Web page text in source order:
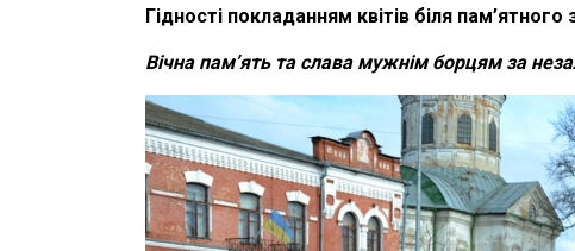
Гідності покладанням квітів біля
Вічна пам’ять та слава мужнім борцям за